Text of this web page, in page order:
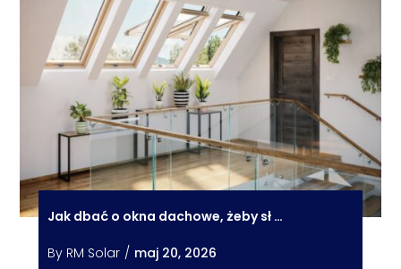
Jak dbać o okna dachowe, żeby sł …
By RM Solar / maj 20, 2026